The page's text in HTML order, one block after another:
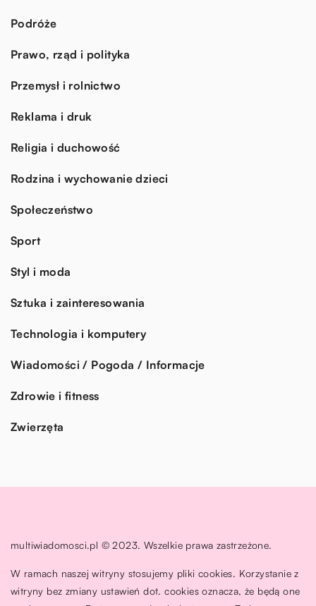
Podróże
Prawo, rząd i polityka
Przemysł i rolnictwo
Reklama i druk
Religia i duchowość
Rodzina i wychowanie dzieci
Społeczeństwo
Sport
Styl i moda
Sztuka i zainteresowania
Technologia i komputery
Wiadomości / Pogoda / Informacje
Zdrowie i fitness
Zwierzęta
multiwiadomosci.pl © 2023. Wszelkie prawa zastrzeżone.
W ramach naszej witryny stosujemy pliki cookies. Korzystanie z
witryny bez zmiany ustawień dot. cookies oznacza, że będą one